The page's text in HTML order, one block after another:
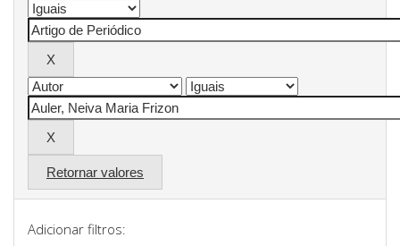
Retornar valores
Adicionar filtros: